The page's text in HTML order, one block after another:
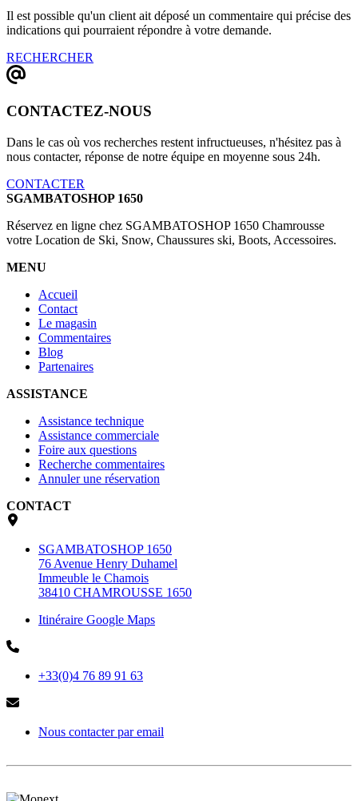
Il est possible qu'un client ait déposé un commentaire qui précise des
indications qui pourraient répondre à votre demande.
RECHERCHER
CONTACTEZ-NOUS
Dans le cas où vos recherches restent infructueuses, n'hésitez pas à
nous contacter, réponse de notre équipe en moyenne sous 24h.
CONTACTER
SGAMBATOSHOP 1650
Réservez en ligne chez SGAMBATOSHOP 1650 Chamrousse
votre Location de Ski, Snow, Chaussures ski, Boots, Accessoires.
MENU
Accueil
Contact
Le magasin
Commentaires
Blog
Partenaires
ASSISTANCE
Assistance technique
Assistance commerciale
Foire aux questions
Recherche commentaires
Annuler une réservation
CONTACT
SGAMBATOSHOP 1650
76 Avenue Henry Duhamel
Immeuble le Chamois
38410 CHAMROUSSE 1650
Itinéraire Google Maps
+33(0)4 76 89 91 63
Nous contacter par email